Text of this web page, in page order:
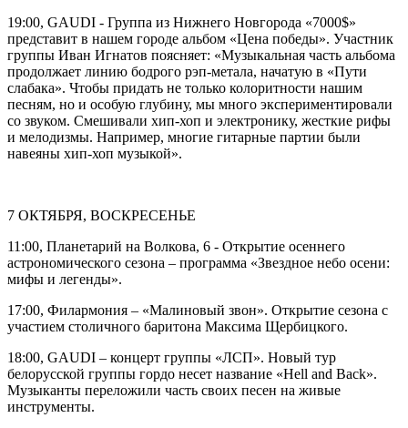
19:00, GAUDI - Группа из Нижнего Новгорода «7000$»
представит в нашем городе альбом «Цена победы». Участник
группы Иван Игнатов поясняет: «Музыкальная часть альбома
продолжает линию бодрого рэп-метала, начатую в «Пути
слабака». Чтобы придать не только колоритности нашим
песням, но и особую глубину, мы много экспериментировали
со звуком. Смешивали хип-хоп и электронику, жесткие рифы
и мелодизмы. Например, многие гитарные партии были
навеяны хип-хоп музыкой».
7 ОКТЯБРЯ, ВОСКРЕСЕНЬЕ
11:00, Планетарий на Волкова, 6 - Открытие осеннего
астрономического сезона – программа «Звездное небо осени:
мифы и легенды».
17:00, Филармония – «Малиновый звон». Открытие сезона с
участием столичного баритона Максима Щербицкого.
18:00, GAUDI – концерт группы «ЛСП». Новый тур
белорусской группы гордо несет название «Hell and Back».
Музыканты переложили часть своих песен на живые
инструменты.